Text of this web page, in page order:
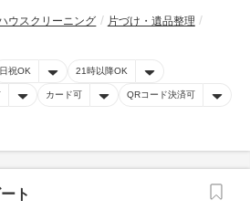
ウスクリーニング
片づけ・遺品整理
日祝OK 21時以降OK
カード可 QRコード決済可
ト